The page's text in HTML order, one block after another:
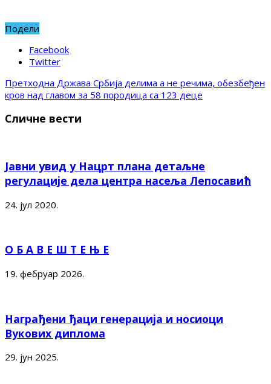
Подели
Facebook
Twitter
Претходна Држава Србија делима а не речима, обезбеђен
кров над главом за 58 породица са 123 деце
Сличне вести
Јавни увид у Нацрт плана детаљне
регулације дела центра насеља Лепосавић
24. јул 2020.
О Б А В Е Ш Т Е Њ Е
19. фебруар 2026.
Награђени ђаци генерација и носиоци
Вукових диплома
29. јун 2025.